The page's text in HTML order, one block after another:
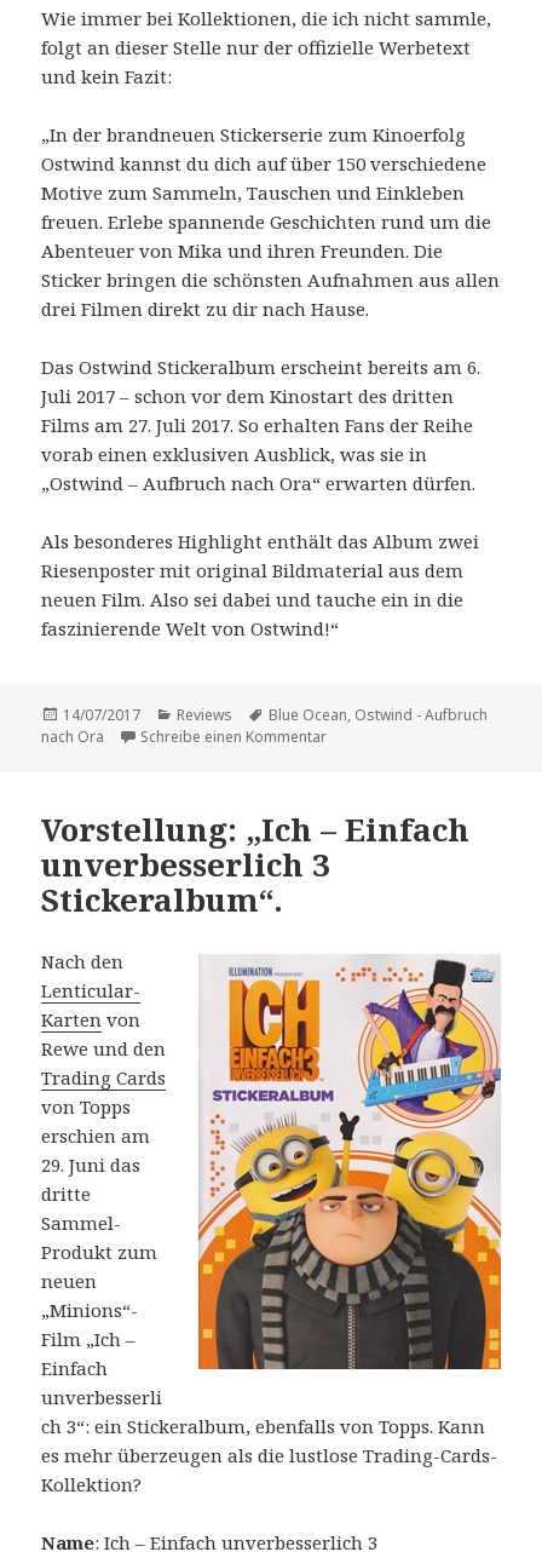
Wie immer bei Kollektionen, die ich nicht sammle,
folgt an dieser Stelle nur der offizielle Werbetext
und kein Fazit:
„In der brandneuen Stickerserie zum Kinoerfolg
Ostwind kannst du dich auf über 150 verschiedene
Motive zum Sammeln, Tauschen und Einkleben
freuen. Erlebe spannende Geschichten rund um die
Abenteuer von Mika und ihren Freunden. Die
Sticker bringen die schönsten Aufnahmen aus allen
drei Filmen direkt zu dir nach Hause.
Das Ostwind Stickeralbum erscheint bereits am 6.
Juli 2017 – schon vor dem Kinostart des dritten
Films am 27. Juli 2017. So erhalten Fans der Reihe
vorab einen exklusiven Ausblick, was sie in
„Ostwind – Aufbruch nach Ora“ erwarten dürfen.
Als besonderes Highlight enthält das Album zwei
Riesenposter mit original Bildmaterial aus dem
neuen Film. Also sei dabei und tauche ein in die
faszinierende Welt von Ostwind!“
Veröffentlicht
am
14/07/2017 Kategorien
Reviews Schlagwörter
Blue Ocean, Ostwind - Aufbruch
nach Ora
Schreibe einen Kommentarzu Kurz-Vorstellung: „Ostwind
Vorstellung: „Ich – Einfach
unverbesserlich 3
Stickeralbum“.
Nach den
Lenticular-
Karten von
Rewe und den
Trading Cards
von Topps
erschien am
29. Juni das
dritte
Sammel-
Produkt zum
neuen
„Minions“-
Film „Ich –
Einfach
unverbesserli
ch 3“: ein Stickeralbum, ebenfalls von Topps. Kann
es mehr überzeugen als die lustlose Trading-Cards-
Kollektion?
Name: Ich – Einfach unverbesserlich 3